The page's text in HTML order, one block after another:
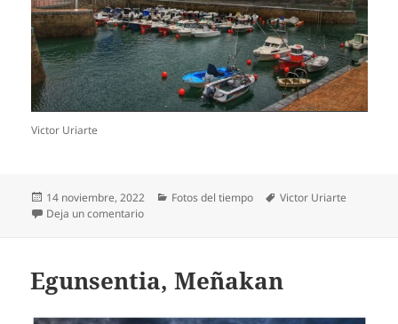
Victor Uriarte
Publicado
el
14 noviembre, 2022 Categorías
Fotos del tiempo Etiquetas
Victor Uriarte
Deja un comentarioen Ostarteak, Armintzan
Egunsentia, Meñakan